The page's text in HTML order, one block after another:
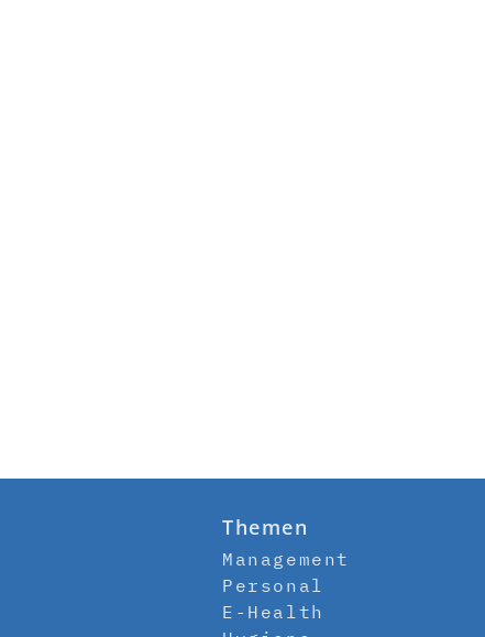
Themen
Management
Personal
E-Health